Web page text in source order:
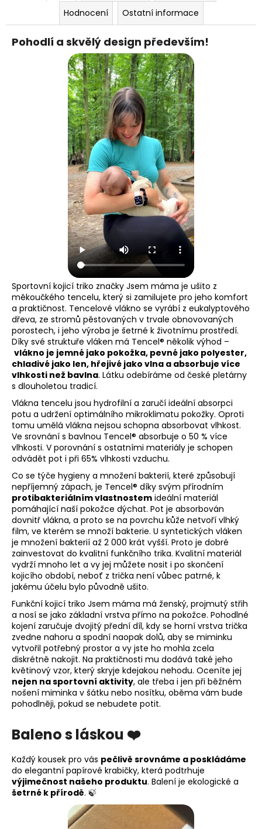
Hodnocení Ostatní informace
Pohodlí a skvělý design především!
Sportovní kojicí triko značky Jsem máma je ušito z
měkoučkého tencelu, který si zamilujete pro jeho komfort
a praktičnost. Tencelové vlákno se vyrábí z eukalyptového
dřeva, ze stromů pěstovaných v trvale obnovovaných
porostech, i jeho výroba je šetrné k životnímu prostředí.
Díky své struktuře vláken má Tencel® několik výhod –
vlákno je jemné jako pokožka, pevné jako polyester,
chladivé jako len, hřejivé jako vlna a absorbuje více
vlhkosti než bavlna. Látku odebíráme od české pletárny
s dlouholetou tradicí.
Vlákna tencelu jsou hydrofilní a zaručí ideální absorpci
potu a udržení optimálního mikroklimatu pokožky. Oproti
tomu umělá vlákna nejsou schopna absorbovat vlhkost.
Ve srovnání s bavlnou Tencel® absorbuje o 50 % více
vlhkosti. V porovnání s ostatními materiály je schopen
odvádět pot i při 65% vlhkosti vzduchu.
Co se týče hygieny a množení bakterií, které způsobují
nepříjemný zápach, je Tencel® díky svým přírodním
protibakteriálním vlastnostem ideální materiál
pomáhající naší pokožce dýchat. Pot je absorbován
dovnitř vlákna, a proto se na povrchu kůže netvoří vlhký
film, ve kterém se množí bakterie. U syntetických vláken
je množení bakterií až 2 000 krát vyšší. Proto je dobré
zainvestovat do kvalitní funkčního trika. Kvalitní materiál
vydrží mnoho let a vy jej můžete nosit i po skončení
kojicího období, neboť z trička není vůbec patrné, k
jakému účelu bylo původně ušito.
Funkční kojicí triko Jsem máma má ženský, projmutý střih
a nosí se jako základní vrstva přímo na pokožce. Pohodlné
kojení zaručuje dvojitý přední díl, kdy se horní vrstva trička
zvedne nahoru a spodní naopak dolů, aby se miminku
vytvořil potřebný prostor a vy jste ho mohla zcela
diskrétně nakojit. Na praktičnosti mu dodává také jeho
květinový vzor, který skryje kdejakou nehodu. Oceníte jej
nejen na sportovní aktivity, ale třeba i jen při běžném
nošení miminka v šátku nebo nosítku, oběma vám bude
pohodlněji, pokud se nebudete potit.
Baleno s láskou ❤️
Každý kousek pro vás pečlivě srovnáme a poskládáme
do elegantní papírové krabičky, která podtrhuje
výjimečnost našeho produktu. Balení je ekologické a
šetrné k přírodě. 🍃